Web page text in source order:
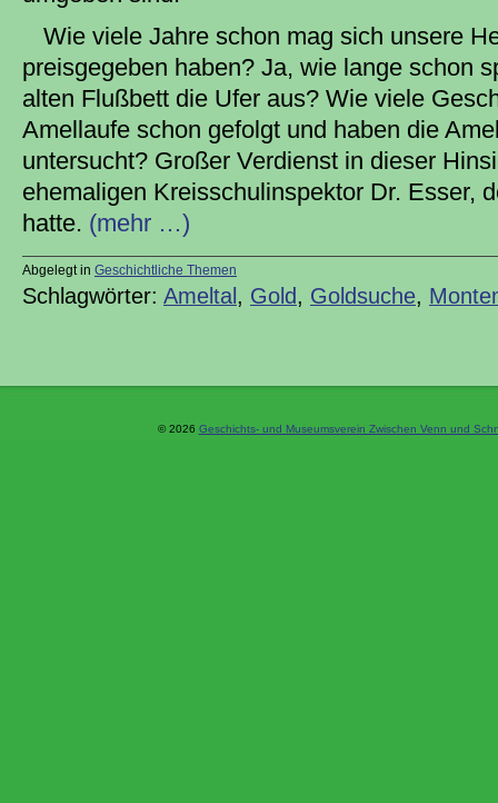
Wie viele Jahre schon mag sich unsere
preisgegeben haben? Ja, wie lange schon
alten Flußbett die Ufer aus? Wie viele
Amellaufe schon gefolgt und haben die
untersucht? Großer Verdienst in dieser
ehemaligen Kreisschulinspektor Dr. Esser,
hatte. (mehr …)
Abgelegt in Geschichtliche Themen
Schlagwörter: Ameltal , Gold, Goldsuche,
© 2026 Geschichts- und Museumsverein Zwischen Venn und